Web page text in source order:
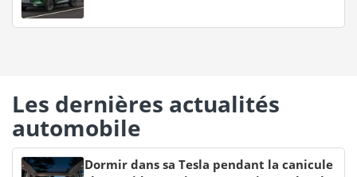
Les dernières actualités
automobile
Dormir dans sa Tesla pendant la canicule